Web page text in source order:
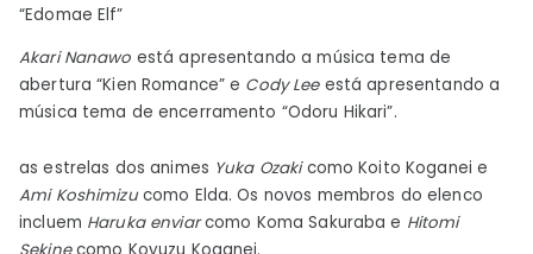
“Edomae Elf”
Akari Nanawo está apresentando a música tema de
abertura “Kien Romance” e Cody Leeestá apresentando a
música tema de encerramento “Odoru Hikari”.
as estrelas dos animes Yuka Ozakicomo Koito Koganei e
Ami Koshimizucomo Elda. Os novos membros do elenco
incluem Haruka enviarcomo Koma Sakuraba e Hitomi